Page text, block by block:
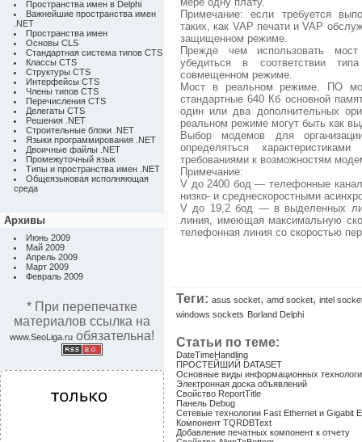
Пространства имен в Delphi
Важнейшие пространства имен
.NET
Пространства имен
Основы CLS
Стандартная система типов CTS
Классы CTS
Структуры CTS
Интерфейсы CTS
Члены типов CTS
Перечисления CTS
Делегаты CTS
Решения .NET
Строительные блоки .NET
Языки программирования .NET
Двоичные файлы .NET
Промежуточный язык
Типы и пространства имен .NET
Общеязыковая исполняющая
среда
Архивы
Июнь 2009
Май 2009
Апрель 2009
Март 2009
Февраль 2009
* При перепечатке
материалов ссылка на
www.SeoLiga.ru обязательна!
Примечание: если требуется
таких, как VAP печати и VAP
защищенном режиме.
Прежде чем использовать
убедиться в соответствии
совмещенном режиме.
Мост в реальном режиме. ПО
стандартные 640 Кб основной
один или два дополнительных
реальном режиме могут быть как
Выбор модемов для
определяться
требованиями к возможностям
Примечание:
V до 2400 бод — телефонные
низко- и среднескоростными
V до 19,2 бод — в выделенных
линия, имеющая максимальную
телефонная линия со скоростью
Теги: asus socket, amd socket, intel
windows sockets Borland Delphi
Статьи по теме:
DateTimeHandling
ПРОСТЕЙШИЙ DATASET
Основные виды информационных
Электронная доска объявлений
Свойство ReportTitle
Панель Debug
Сетевые технологии Fast Ethernet и Gigabit
Компонент TQRDBText
Добавление печатных компонент к отчету